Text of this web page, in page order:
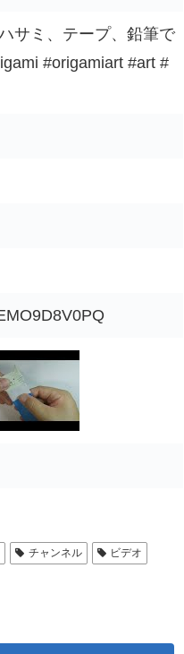
サミ、テープ、鉛筆で
#origamiart #art #
チャンネル ビデオ